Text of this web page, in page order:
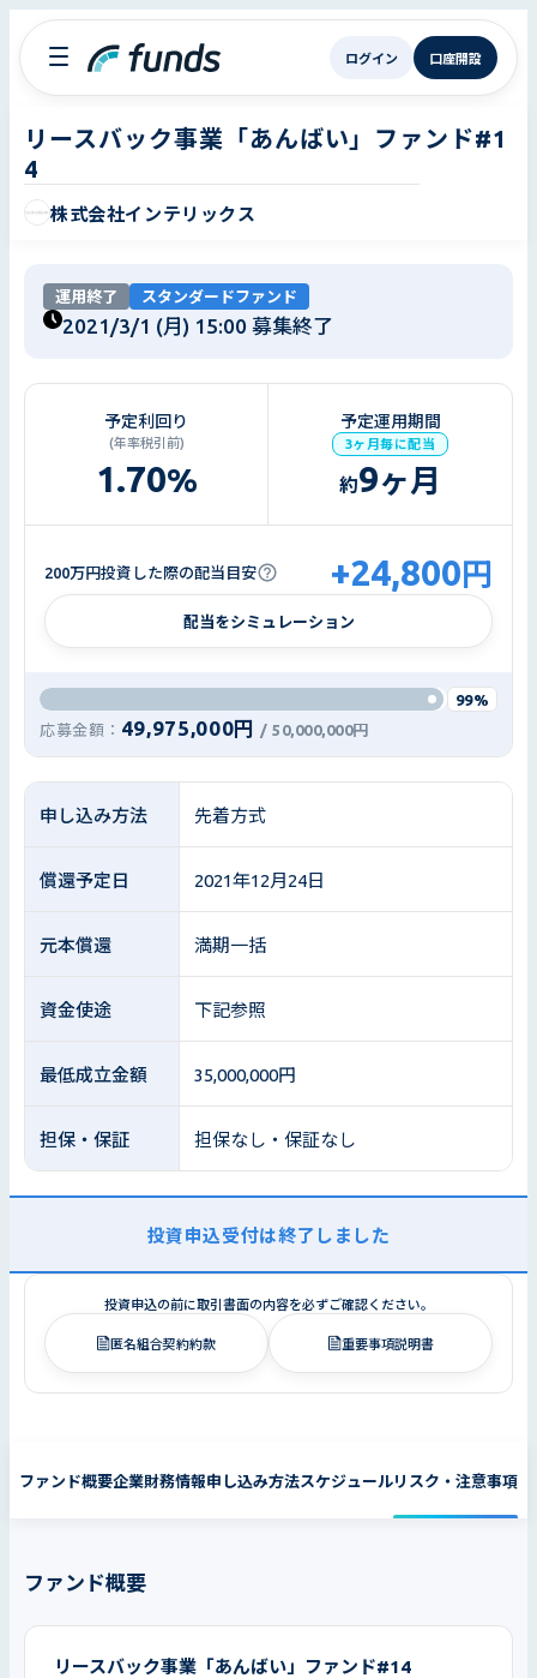
ログイン 口座開設
リースバック事業「あんばい」ファンド#1
4
株式会社インテリックス
運用終了 スタンダードファンド
2021/3/1 (月) 15:00 募集終了
予定利回り
(年率税引前)
1.70%
予定運用期間
3ヶ月毎に配当
約9ヶ月
200万円投資した際の配当目安 +24,800 円
配当をシミュレーション
99%
応募金額： 49,975,000円 /50,000,000円
申し込み方法 先着方式
償還予定日 2021年12月24日
元本償還 満期一括
資金使途 下記参照
最低成立金額 35,000,000円
担保・保証 担保なし・保証なし
投資申込受付は終了しました
投資申込の前に取引書面の内容を必ずご確認ください。
匿名組合契約約款 重要事項説明書
ファンド概要企業財務情報申し込み方法スケジュールリスク・注意事項
ファンド概要
リースバック事業「あんばい」ファンド#14